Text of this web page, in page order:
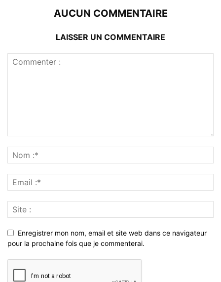
AUCUN COMMENTAIRE
LAISSER UN COMMENTAIRE
Enregistrer mon nom, email et site web dans ce navigateur
pour la prochaine fois que je commenterai.